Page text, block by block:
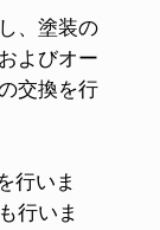
、塗装の
よびオー
交換を行
行いま
行いま